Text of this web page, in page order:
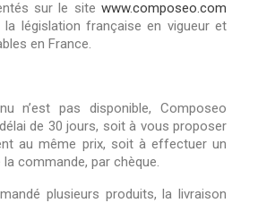
sur le site www.composeo.com
législation française en vigueur et
en France.
n’est pas disponible, Composeo
de 30 jours, soit à vous proposer
au même prix, soit à effectuer un
commande, par chèque.
plusieurs produits, la livraison